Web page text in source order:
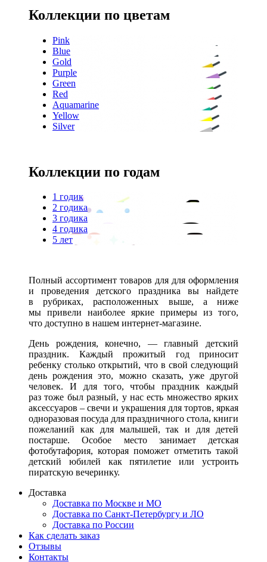
Коллекции по цветам
Pink
Blue
Gold
Purple
Green
Red
Aquamarine
Yellow
Silver
Коллекции по годам
1 годик
2 годика
3 годика
4 годика
5 лет
Полный ассортимент товаров для для оформления
и проведения детского праздника вы найдете
в рубриках, расположенных выше, а ниже
мы привели наиболее яркие примеры из того,
что доступно в нашем интернет-магазине.
День рождения, конечно, — главный детский
праздник. Каждый прожитый год приносит
ребенку столько открытий, что в свой следующий
день рождения это, можно сказать, уже другой
человек. И для того, чтобы праздник каждый
раз тоже был разный, у нас есть множество ярких
аксессуаров – свечи и украшения для тортов, яркая
одноразовая посуда для праздничного стола, книги
пожеланий как для малышей, так и для детей
постарше. Особое место занимает детская
фотобутафория, которая поможет отметить такой
детский юбилей как пятилетие или устроить
пиратскую вечеринку.
Доставка
Доставка по Москве и МО
Доставка по Санкт-Петербургу и ЛО
Доставка по России
Как сделать заказ
Отзывы
Контакты